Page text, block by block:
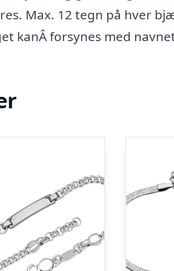
Max. 12 tegn på hver
kanÂ forsynes med